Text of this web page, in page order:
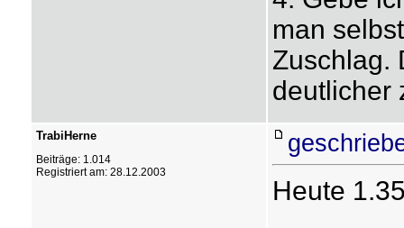
man
Zuschlag.
deutlicher
TrabiHerne
Beiträge: 1.014
Registriert am: 28.12.2003
Heute